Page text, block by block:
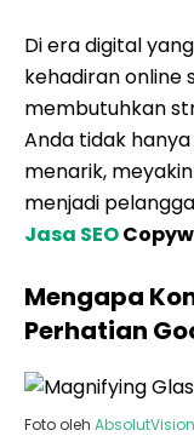
Di era digital
kehadiran online
membutuhkan
Anda tidak
menarik,
menjadi
Jasa SEO
Mengapa
Perhatian
Foto oleh AbsolutVision